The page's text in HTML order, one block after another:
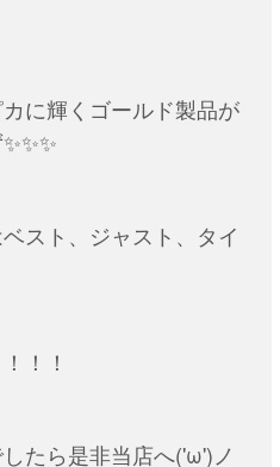
に輝くゴールド製品が
スト、ジャスト、タイ
！！！
たら是非当店へ('ω')ノ